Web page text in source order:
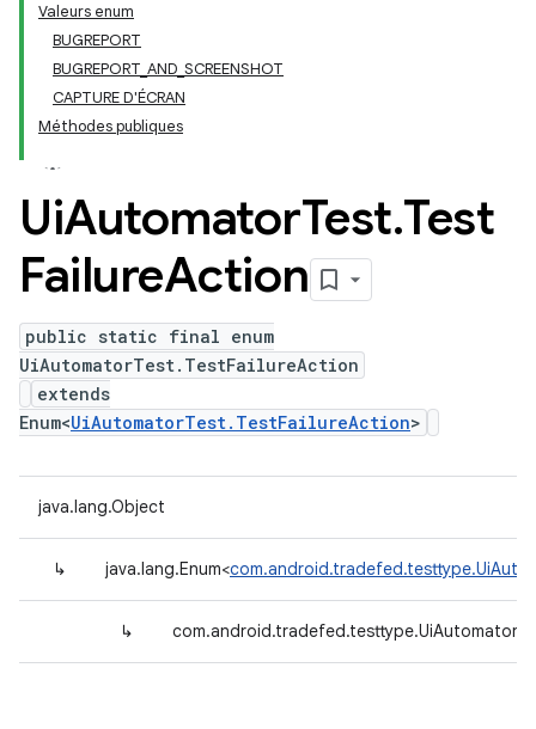
Valeurs enum
BUGREPORT
BUGREPORT_AND_SCREENSHOT
CAPTURE D'ÉCRAN
Méthodes publiques
UiAutomatorTest.Test
FailureAction
public static final enum
UiAutomatorTest.TestFailureAction
extends
Enum<UiAutomatorTest.TestFailureAction>
java.lang.Object
↳ java.lang.Enum<
↳